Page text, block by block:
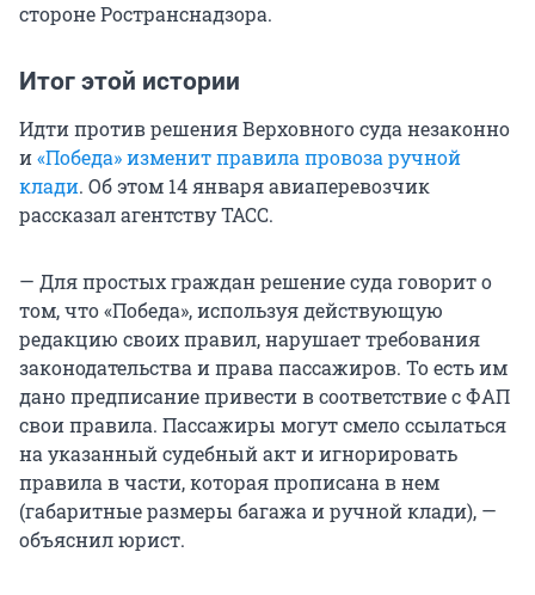
стороне Ространснадзора.
Итог этой истории
Идти против решения Верховного суда незаконно
и«Победа» изменит правила провоза ручной
клади. Об этом 14 января авиаперевозчик
рассказал агентству ТАСС.
— Для простых граждан решение суда говорит о
том, что «Победа», используя действующую
редакцию своих правил, нарушает требования
законодательства и права пассажиров. То есть им
дано предписание привести в соответствие с ФАП
свои правила. Пассажиры могут смело ссылаться
на указанный судебный акт и игнорировать
правила в части, которая прописана в нем
(габаритные размеры багажа и ручной клади), —
объяснил юрист.